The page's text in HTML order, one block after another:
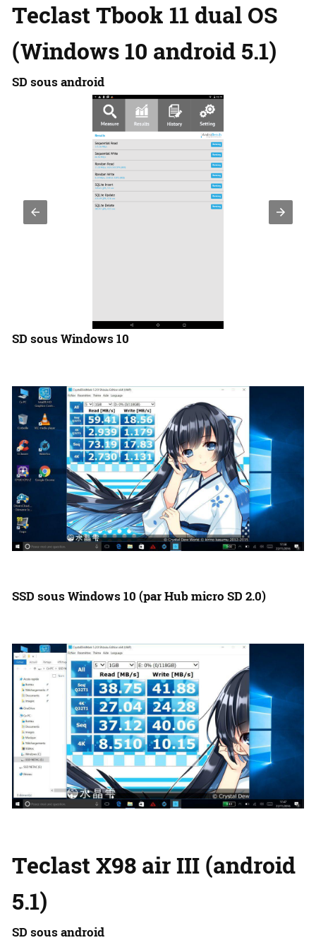
Teclast Tbook 11 dual OS
(Windows 10 android 5.1)
SD sous android
SD sous Windows 10
SSD sous Windows 10 (par Hub micro SD 2.0)
Teclast X98 air III (android
5.1)
SD sous android